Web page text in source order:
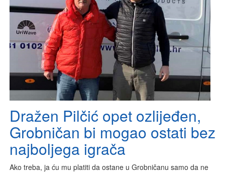
Dražen Pilčić opet ozlijeđen,
Grobničan bi mogao ostati bez
najboljega igrača
Ako treba, ja ću mu platiti da ostane u Grobničanu samo da ne